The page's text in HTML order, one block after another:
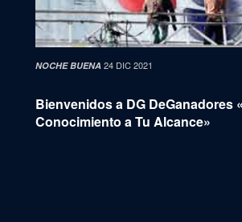
NOCHE BUENA 24 DIC 2021
Bienvenidos a DG DeGanadores
Conocimiento a Tu Alcance»